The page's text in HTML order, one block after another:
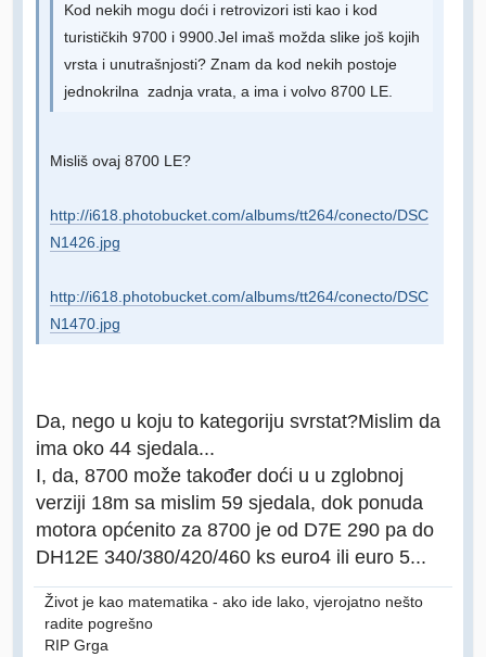
Kod nekih mogu doći i retrovizori isti kao i kod
turističkih 9700 i 9900.Jel imaš možda slike još kojih
vrsta i unutrašnjosti? Znam da kod nekih postoje
jednokrilna zadnja vrata, a ima i volvo 8700 LE.
Misliš ovaj 8700 LE?
http://i618.photobucket.com/albums/tt264/conecto/DSC
N1426.jpg
http://i618.photobucket.com/albums/tt264/conecto/DSC
N1470.jpg
Da, nego u koju to kategoriju svrstat?Mislim da
ima oko 44 sjedala...
I, da, 8700 može također doći u u zglobnoj
verziji 18m sa mislim 59 sjedala, dok ponuda
motora općenito za 8700 je od D7E 290 pa do
DH12E 340/380/420/460 ks euro4 ili euro 5...
Život je kao matematika - ako ide lako, vjerojatno nešto
radite pogrešno
RIP Grga